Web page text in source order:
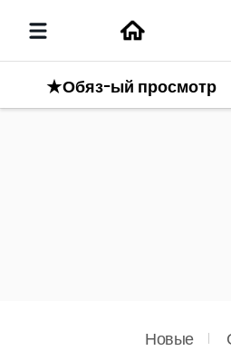
★Обяз-ый просмотр
Новые